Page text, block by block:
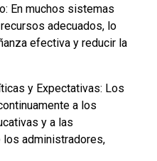
En muchos sistemas
adecuados, lo
efectiva y reducir la
y Expectativas: Los
a los
y a las
administradores,